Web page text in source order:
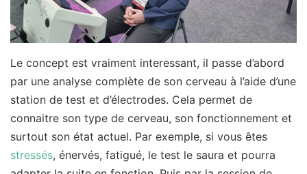
Le concept est vraiment interessant, il passe d’abord
par une analyse complète de son cerveau à l’aide d’une
station de test et d’électrodes. Cela permet de
connaitre son type de cerveau, son fonctionnement et
surtout son état actuel. Par exemple, si vous êtes
stressés, énervés, fatigué, le test le saura et pourra